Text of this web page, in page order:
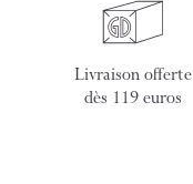
Livraison offerte
dès 119 euros